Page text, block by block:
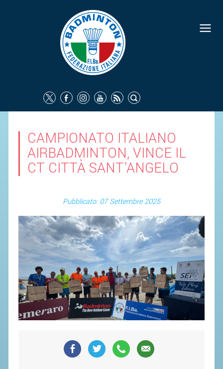
CAMPIONATO ITALIANO
AIRBADMINTON, VINCE IL
CT CITTÀ SANT'ANGELO
Pubblicato: 07 Settembre 2025